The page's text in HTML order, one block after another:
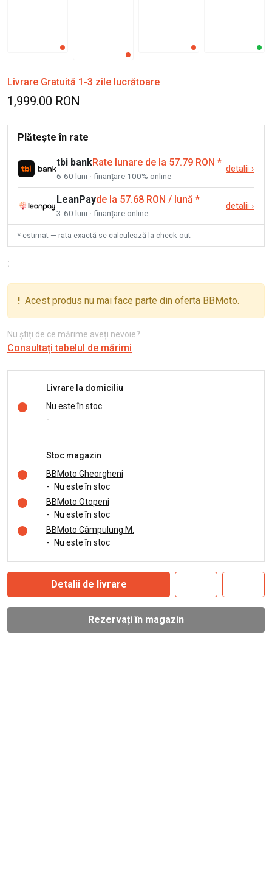
Livrare Gratuită 1-3 zile lucrătoare
1,999.00 RON
Plătește în rate
tbi bankRate lunare de la 57.79 RON *
6-60 luni · finanțare 100% online
detalii ›
LeanPayde la 57.68 RON / lună *
3-60 luni · finanțare online
detalii ›
* estimat — rata exactă se calculează la check-out
:
! Acest produs nu mai face parte din oferta BBMoto.
Nu știți de ce mărime aveți nevoie?
Consultați tabelul de mărimi
Livrare la domiciliu
Nu este în stoc
-
Stoc magazin
BBMoto Gheorgheni
-
Nu este în stoc
BBMoto Otopeni
-
Nu este în stoc
BBMoto Câmpulung M.
-
Nu este în stoc
Detalii de livrare
Rezervați în magazin